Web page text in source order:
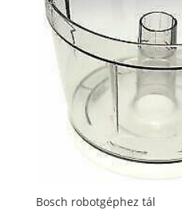
Bosch robotgéphez tál